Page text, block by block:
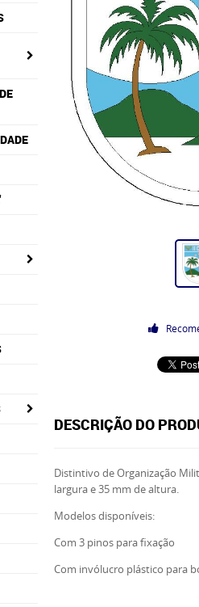
DESCRIÇÃO DO
Distintivo de Organização
largura e 35 mm de altura.
Modelos disponíveis:
Com 3 pinos para fixação
Com invólucro plástico para